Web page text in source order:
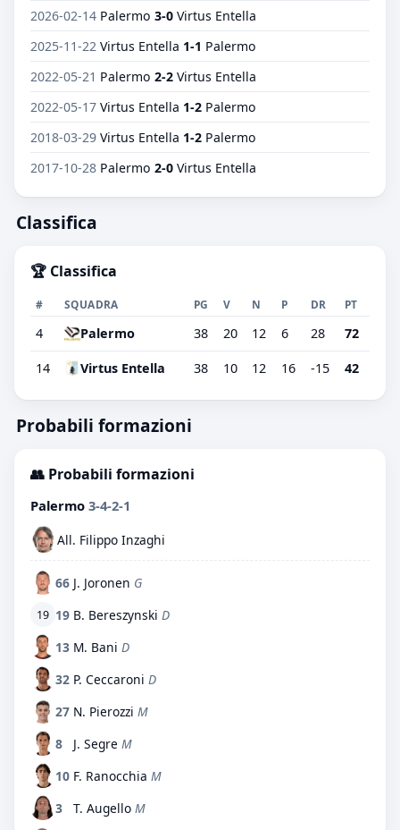
2026-02-14 Palermo 3-0 Virtus Entella
2025-11-22 Virtus Entella 1-1 Palermo
2022-05-21 Palermo 2-2 Virtus Entella
2022-05-17 Virtus Entella 1-2 Palermo
2018-03-29 Virtus Entella 1-2 Palermo
2017-10-28 Palermo 2-0 Virtus Entella
Classifica
🏆 Classifica
# SQUADRA PG V N P DR PT
4 Palermo 38 20 12 6 28 72
14 Virtus Entella 38 10 12 16 -15 42
Probabili formazioni
👥 Probabili formazioni
Palermo 3-4-2-1
All. Filippo Inzaghi
66 J. Joronen G
19 19 B. Bereszynski D
13 M. Bani D
32 P. Ceccaroni D
27 N. Pierozzi M
8
J. Segre M
10 F. Ranocchia M
3
T. Augello M